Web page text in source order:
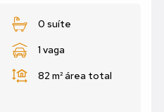
0 suíte
1 vaga
82 m²área total